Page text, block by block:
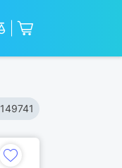
149741